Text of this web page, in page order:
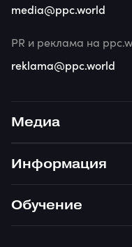
Медиа
Информация
Обучение
media@ppc.world
PR и реклама на
reklama@ppc.world